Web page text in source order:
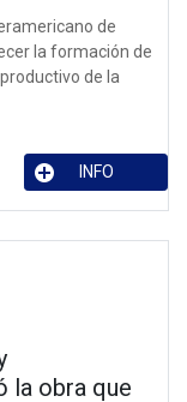
de
la formación de
de la
INFO
la obra que